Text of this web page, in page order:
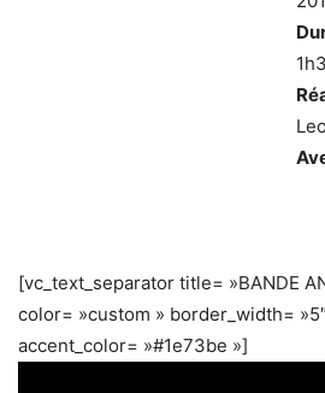
[vc_text_separator title= »BANDE
color= »custom » border_width=
accent_color= »#1e73be »]